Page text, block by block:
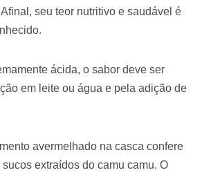
seu teor nutritivo e saudável é
ácida, o sabor deve ser
em leite ou água e pela adição de
avermelhado na casca confere
extraídos do camu camu. O